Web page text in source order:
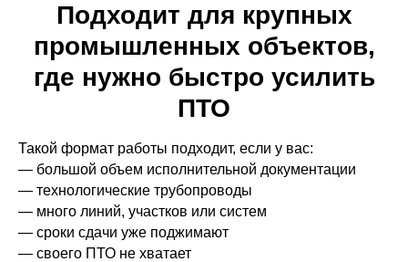
Подходит для крупных
промышленных объектов,
где нужно быстро усилить
ПТО
Такой формат работы подходит, если у вас:
— большой объем исполнительной документации
— технологические трубопроводы
— много линий, участков или систем
— сроки сдачи уже поджимают
— своего ПТО не хватает